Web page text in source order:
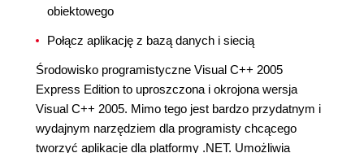
obiektowego
Połącz aplikację z bazą danych i siecią
Środowisko programistyczne Visual C++ 2005
Express Edition to uproszczona i okrojona wersja
Visual C++ 2005. Mimo tego jest bardzo przydatnym i
wydajnym narzędziem dla programisty chcącego
tworzyć aplikacje dla platformy .NET. Umożliwia